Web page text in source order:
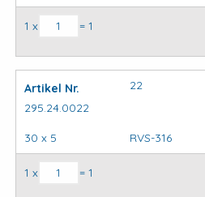
Kapbeugels DIN3567 (stel)
1 x = 1
Artikel Nr.
295.24.0022
22
30 x 5 RVS-316
Kapbeugels DIN3567 (stel)
1 x = 1